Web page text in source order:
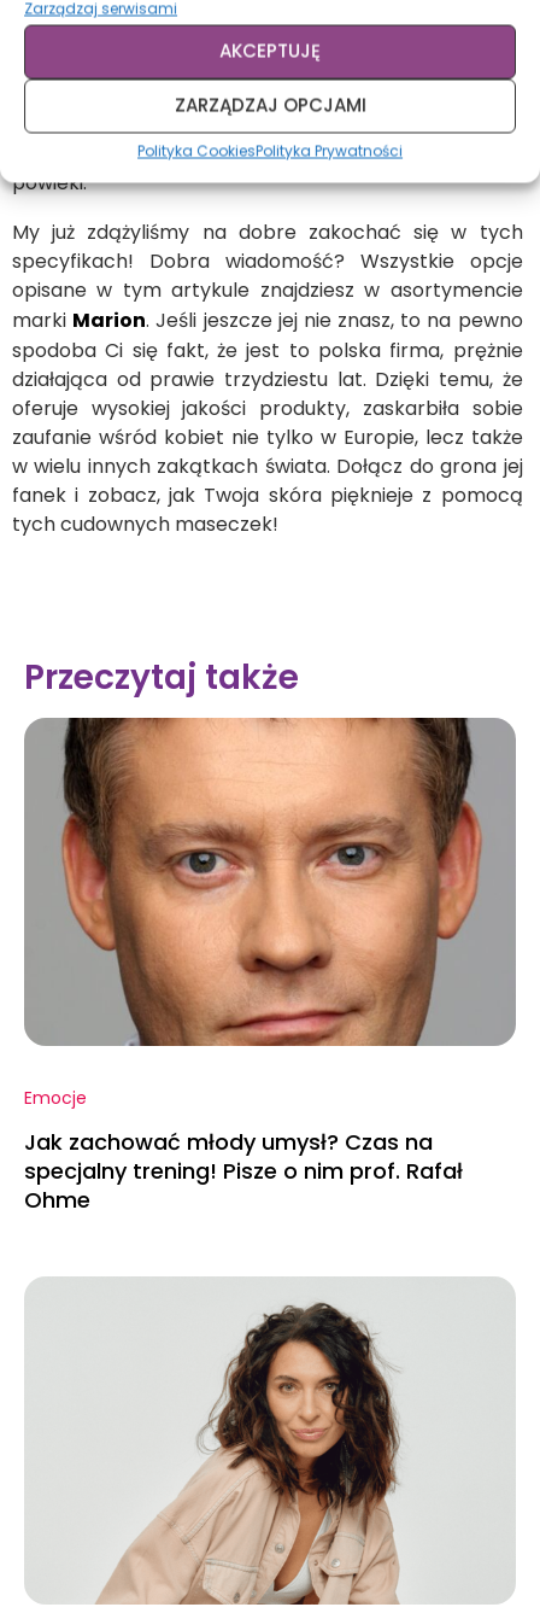
Zarządzaj serwisami
AKCEPTUJĘ
ZARZĄDZAJ OPCJAMI
Polityka CookiesPolityka Prywatności
tym, jakie inne wartościowe elementy możesz znaleźć
w kosmetyku. Jeśli jest to wyciąg z aloesu, ekstrakt z
ogórka lub olej arganowy, to możesz mieć pewność,
że uzyskasz wielowymiarowy efekt. Dogłębnie
nawodnisz delikatny naskórek, zapewnisz mu
specjalną ochronę oraz zregenerujesz i rozjaśnisz
powieki.
My już zdążyliśmy na dobre zakochać się w tych
specyfikach! Dobra wiadomość? Wszystkie opcje
opisane w tym artykule znajdziesz w asortymencie
marki Marion. Jeśli jeszcze jej nie znasz, to na pewno
spodoba Ci się fakt, że jest to polska firma, prężnie
działająca od prawie trzydziestu lat. Dzięki temu, że
oferuje wysokiej jakości produkty, zaskarbiła sobie
zaufanie wśród kobiet nie tylko w Europie, lecz także
w wielu innych zakątkach świata. Dołącz do grona jej
fanek i zobacz, jak Twoja skóra pięknieje z pomocą
tych cudownych maseczek!
Przeczytaj także
Emocje
Jak zachować młody umysł? Czas na
specjalny trening! Pisze o nim prof. Rafał
Ohme